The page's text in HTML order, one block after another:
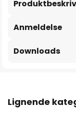
Anmeldelse
Downloads
Lignende